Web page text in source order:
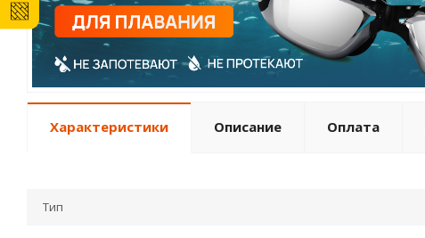
Характеристики Описание Оплата
Тип